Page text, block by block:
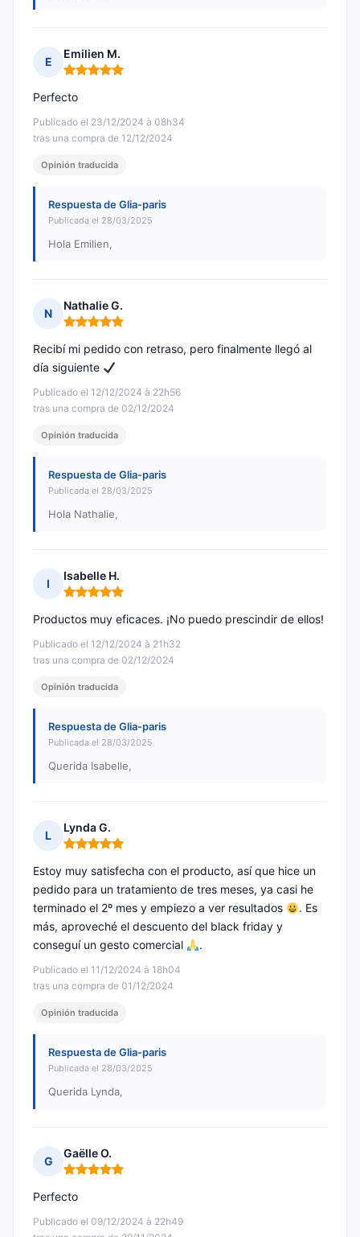
E
Emilien M.
Nota: 5 de 5
Publicado el 23/12/2024 à 08h34
tras una compra de 12/12/2024
Perfecto
Opinión traducida
Respuesta de Glia-paris
Publicada el 28/03/2025
Hola Emilien,
N
Nathalie G.
Nota: 5 de 5
Publicado el 12/12/2024 à 22h56
tras una compra de 02/12/2024
Recibí mi pedido con retraso, pero finalmente llegó al
día siguiente
Opinión traducida
Respuesta de Glia-paris
Publicada el 28/03/2025
Hola Nathalie,
I
Isabelle H.
Nota: 5 de 5
Publicado el 12/12/2024 à 21h32
tras una compra de 02/12/2024
Productos muy eficaces. ¡No puedo prescindir de ellos!
Opinión traducida
Respuesta de Glia-paris
Publicada el 28/03/2025
Querida Isabelle,
L
Lynda G.
Nota: 5 de 5
Publicado el 11/12/2024 à 18h04
tras una compra de 01/12/2024
Estoy muy satisfecha con el producto, así que hice un
pedido para un tratamiento de tres meses, ya casi he
terminado el 2º mes y empiezo a ver resultados
. Es
más, aproveché el descuento del black friday y
conseguí un gesto comercial
.
Opinión traducida
Respuesta de Glia-paris
Publicada el 28/03/2025
Querida Lynda,
G
Gaëlle O.
Nota: 5 de 5
Publicado el 09/12/2024 à 22h49
Perfecto